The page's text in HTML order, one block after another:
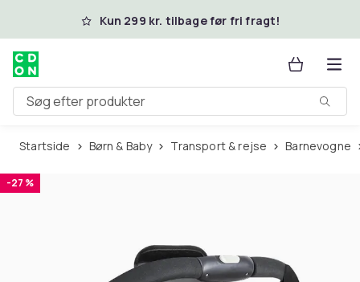
Spring til hovedindhold
Kun 299 kr. tilbage før fri fragt!
Søg efter produkter
Startside Børn & Baby Transport & rejse Barnevogne
-27 %